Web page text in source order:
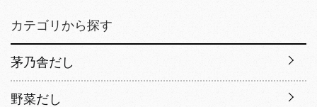
カテゴリから探す
茅乃舎だし
野菜だし